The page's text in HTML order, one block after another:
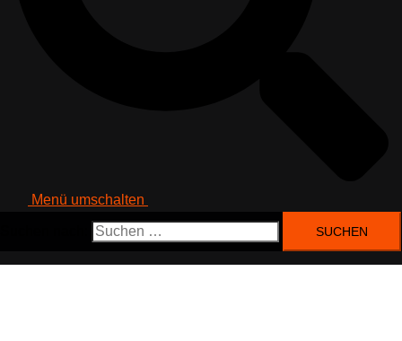
Menü umschalten